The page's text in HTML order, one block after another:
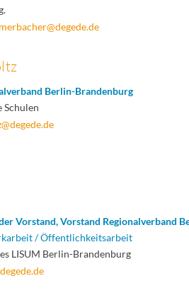
Berlin-Brandenburg
Schulen
Vorstand, Vorstand Regionalverband
/ Öffentlichkeitsarbeit
LISUM Berlin-Brandenburg